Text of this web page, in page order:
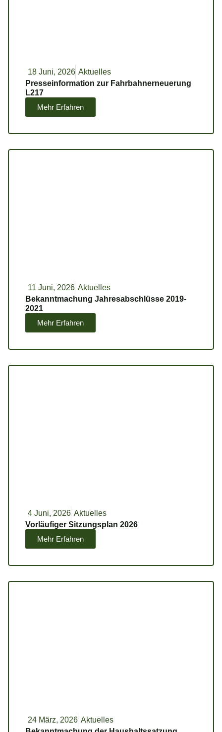
18 Juni, 2026 Aktuelles
Presseinformation zur Fahrbahnerneuerung
L217
Mehr Erfahren
11 Juni, 2026 Aktuelles
Bekanntmachung Jahresabschlüsse 2019-
2021
Mehr Erfahren
4 Juni, 2026 Aktuelles
Vorläufiger Sitzungsplan 2026
Mehr Erfahren
24 März, 2026 Aktuelles